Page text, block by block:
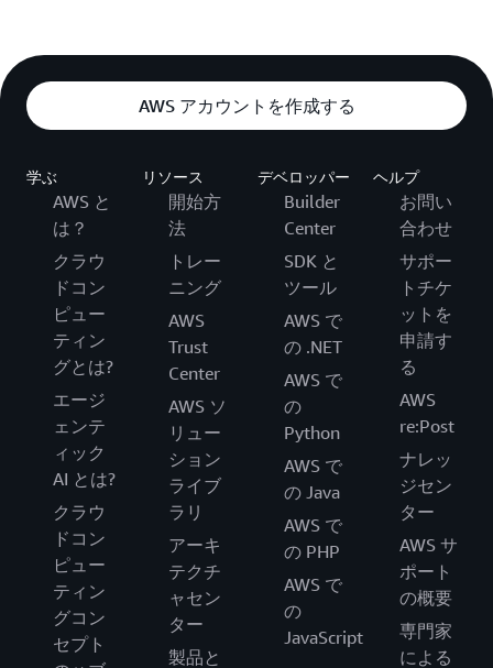
AWS アカウントを作成する
学ぶ
AWS と
は？
クラウ
ドコン
ピュー
ティン
グとは?
エージ
ェンテ
ィック
AI とは?
クラウ
ドコン
ピュー
ティン
グコン
セプト
リソース
開始方
法
トレー
ニング
AWS
Trust
Center
AWS ソ
リュー
ション
ライブ
ラリ
アーキ
テクチ
ャセン
ター
製品と
デベロッパー
Builder
Center
SDK と
ツール
AWS で
の .NET
AWS で
の
Python
AWS で
の Java
AWS で
の PHP
AWS で
の
JavaScript
ヘルプ
お問い
合わせ
サポー
トチケ
ットを
申請す
る
AWS
re:Post
ナレッ
ジセン
ター
AWS サ
ポート
の概要
専門家
による